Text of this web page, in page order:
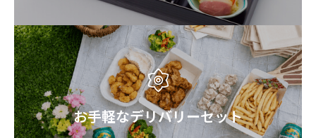
お手軽なデリバリーセット